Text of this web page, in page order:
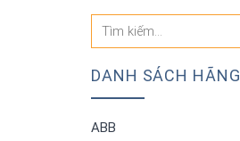
DANH SÁCH HÃNG
ABB